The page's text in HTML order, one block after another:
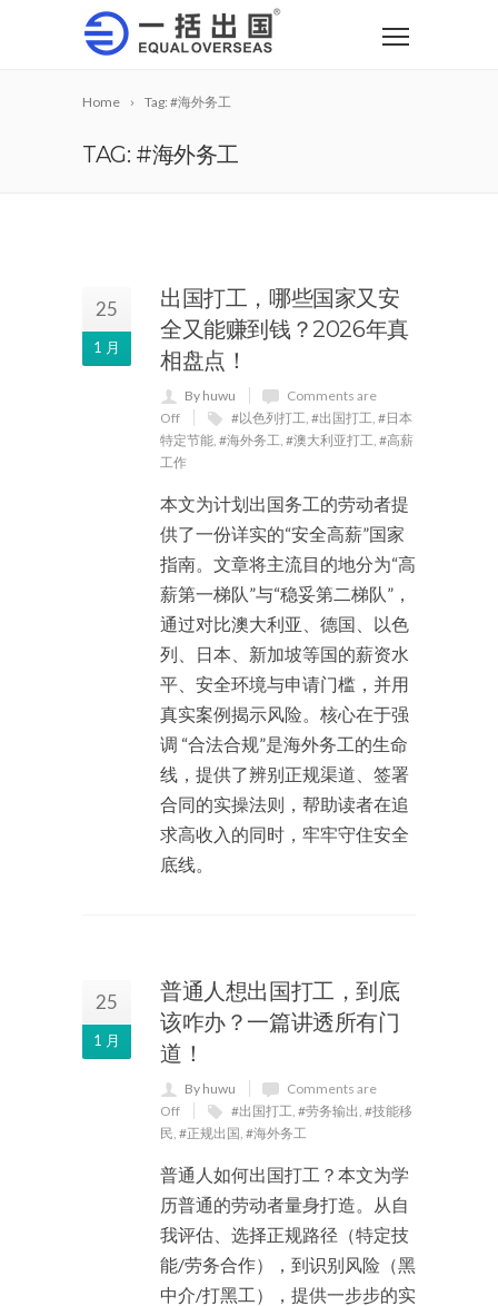
Home Tag: #海外务工
TAG: #海外务工
25
1 月
出国打工，哪些国家又安
全又能赚到钱？2026年真
相盘点！
By huwu
Comments are
Off
#以色列打工, #出国打工, #日本
特定节能, #海外务工, #澳大利亚打工, #高薪
工作
本文为计划出国务工的劳动者提
供了一份详实的“安全高薪”国家
指南。文章将主流目的地分为“高
薪第一梯队”与“稳妥第二梯队”，
通过对比澳大利亚、德国、以色
列、日本、新加坡等国的薪资水
平、安全环境与申请门槛，并用
真实案例揭示风险。核心在于强
调 “合法合规”是海外务工的生命
线，提供了辨别正规渠道、签署
合同的实操法则，帮助读者在追
求高收入的同时，牢牢守住安全
底线。
25
1 月
普通人想出国打工，到底
该咋办？一篇讲透所有门
道！
By huwu
Comments are
Off
#出国打工, #劳务输出, #技能移
民, #正规出国, #海外务工
普通人如何出国打工？本文为学
历普通的劳动者量身打造。从自
我评估、选择正规路径（特定技
能/劳务合作），到识别风险（黑
中介/打黑工），提供一步步的实